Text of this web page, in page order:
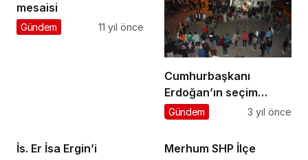
mesaisi
Gündem 11 yıl önce
Cumhurbaşkanı
Erdoğan’ın seçim
zaferi Şalpazarı’nda
Gündem 3 yıl önce
İs. Er İsa Ergin’i
Merhum SHP İlçe